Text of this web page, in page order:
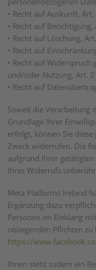
• Recht auf Auskunft, Art.
• Recht auf Berichtigung,
• Recht auf Löschung,
• Recht auf
• Recht auf Widerspruch
und/oder Nutzung, Art.
• Recht auf
Soweit die Verarbeitung
Grundlage Ihrer
erfolgt, können Sie
Zweck widerrufen. Die
aufgrund Ihrer
Ihres Widerrufs
Meta Platforms Ireland
Ergänzung dazu
Personen im Einklang
obliegenden Pflichten
https://
Ihnen steht zudem ein